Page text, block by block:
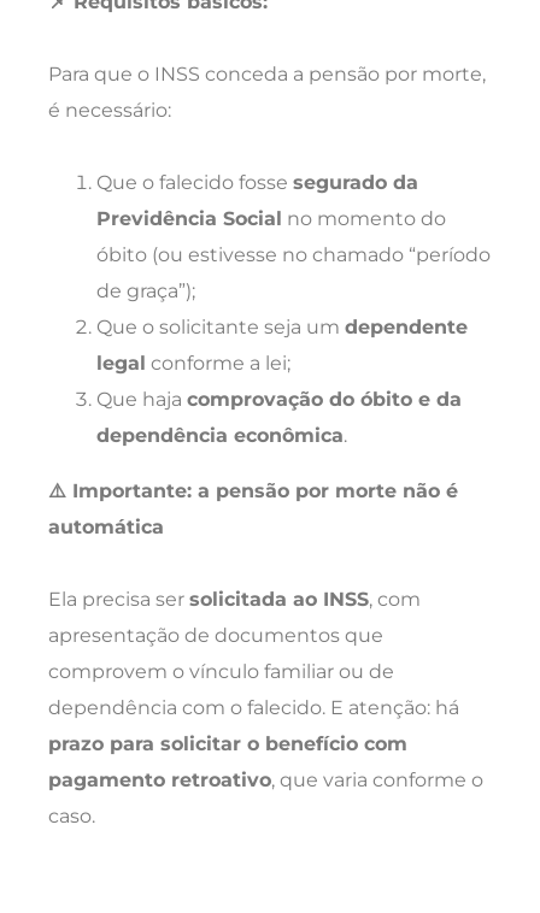
Para que o INSS conceda a pensão por morte,
é necessário:
Que o falecido fosse segurado da
Previdência Social no momento do
óbito (ou estivesse no chamado “período
de graça”);
Que o solicitante seja um dependente
legal conforme a lei;
Que haja comprovação do óbito e da
dependência econômica.
⚠️ Importante: a pensão por morte não é
automática
Ela precisa ser solicitada ao INSS, com
apresentação de documentos que
comprovem o vínculo familiar ou de
dependência com o falecido. E atenção: há
prazo para solicitar o benefício com
pagamento retroativo, que varia conforme o
caso.